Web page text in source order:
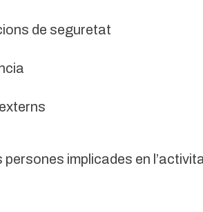
de seguretat
implicades en